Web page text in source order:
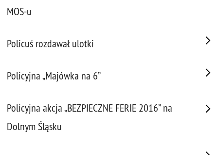
MOS-u
Policuś rozdawał ulotki
Policyjna „Majówka na 6”
Policyjna akcja „BEZPIECZNE FERIE 2016” na
Dolnym Śląsku